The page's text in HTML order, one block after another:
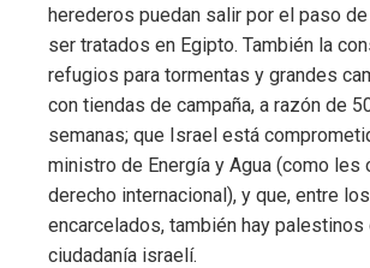
herederos puedan salir por el paso de
ser tratados en Egipto. También la
refugios para tormentas y grandes
con tiendas de campaña, a razón de
semanas; que Israel está
ministro de Energía y Agua (como les
derecho internacional), y que, entre
encarcelados, también hay palestinos
ciudadanía israelí.